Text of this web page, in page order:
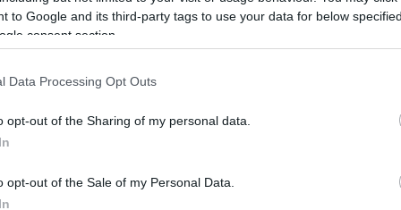
to Google and its third-party tags to use your data for below
consent section.
Data Processing Opt Outs
opt-out of the Sharing of my personal data.
opt-out of the Sale of my Personal Data.
szükséges SMS-t, ezért kedden – április
kecskeméti olvasónk a KecsUP Hírek
országos rendszerprobléma áll fenn, így még egy
tapasztalt gondot. Az ügyben megkerestük az
volna a netbankon keresztül, de többszöri
ott mondták neki, hogy országos